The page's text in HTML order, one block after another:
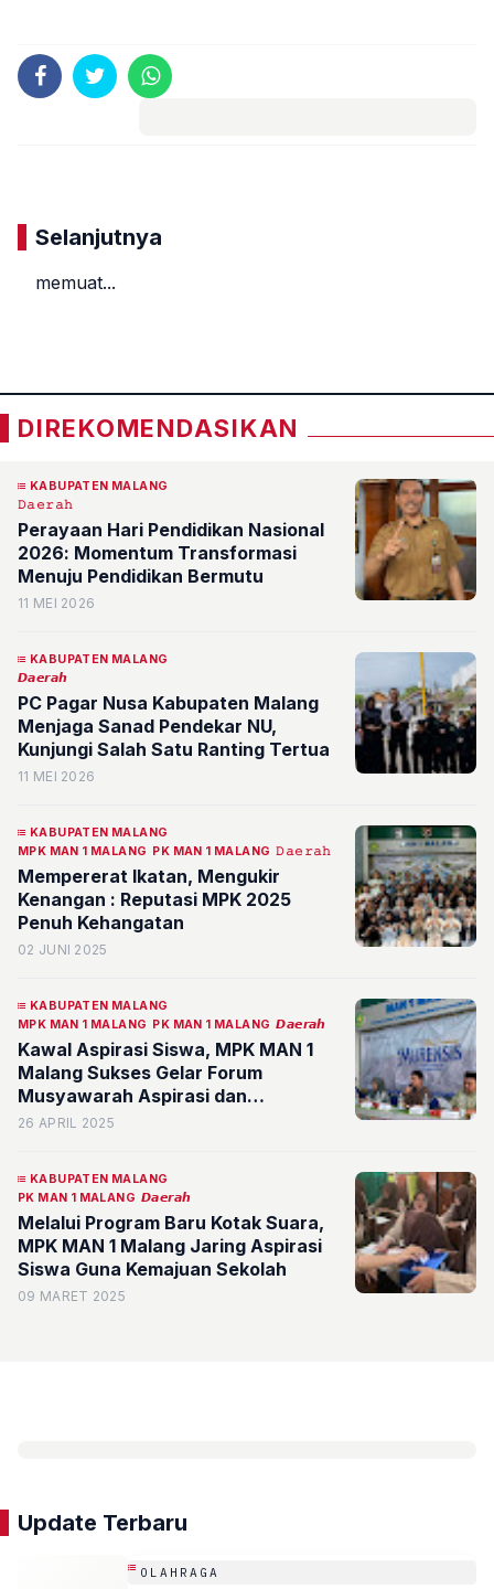
Selanjutnya
memuat...
DIREKOMENDASIKAN
KABUPATEN MALANG
𝙳𝚊𝚎𝚛𝚊𝚑
Perayaan Hari Pendidikan Nasional
2026: Momentum Transformasi
Menuju Pendidikan Bermutu
11 MEI 2026
KABUPATEN MALANG
𝘿𝙖𝙚𝙧𝙖𝙝
PC Pagar Nusa Kabupaten Malang
Menjaga Sanad Pendekar NU,
Kunjungi Salah Satu Ranting Tertua
11 MEI 2026
KABUPATEN MALANG
MPK MAN 1 MALANG
PK MAN 1 MALANG 𝙳𝚊𝚎𝚛𝚊𝚑
Mempererat Ikatan, Mengukir
Kenangan : Reputasi MPK 2025
Penuh Kehangatan
02 JUNI 2025
KABUPATEN MALANG
MPK MAN 1 MALANG
PK MAN 1 MALANG 𝘿𝙖𝙚𝙧𝙖𝙝
Kawal Aspirasi Siswa, MPK MAN 1
Malang Sukses Gelar Forum
Musyawarah Aspirasi dan
Ekstrakurikuler Siswa (MUREKSIS)
26 APRIL 2025
KABUPATEN MALANG
PK MAN 1 MALANG 𝘿𝙖𝙚𝙧𝙖𝙝
Melalui Program Baru Kotak Suara,
MPK MAN 1 Malang Jaring Aspirasi
Siswa Guna Kemajuan Sekolah
09 MARET 2025
Update Terbaru
OLAHRAGA